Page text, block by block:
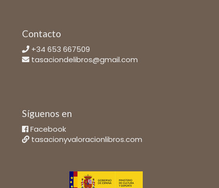
Contacto
+34 653 667509
tasaciondelibros@gmail.com
Síguenos en
Facebook
tasacionyvaloracionlibros.com